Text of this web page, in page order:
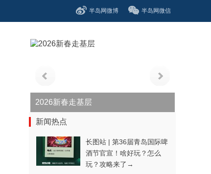
半岛网微博 半岛网微信
青春逐梦正当时——聚焦2026年中...
新闻热点
长图站 | 第36届青岛国际啤
酒节官宣！啥好玩？怎么
玩？攻略来了→